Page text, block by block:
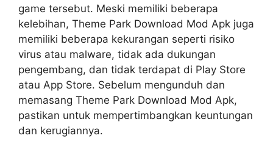
game tersebut. Meski memiliki beberapa
kelebihan, Theme Park Download Mod Apk juga
memiliki beberapa kekurangan seperti risiko
virus atau malware, tidak ada dukungan
pengembang, dan tidak terdapat di Play Store
atau App Store. Sebelum mengunduh dan
memasang Theme Park Download Mod Apk,
pastikan untuk mempertimbangkan keuntungan
dan kerugiannya.